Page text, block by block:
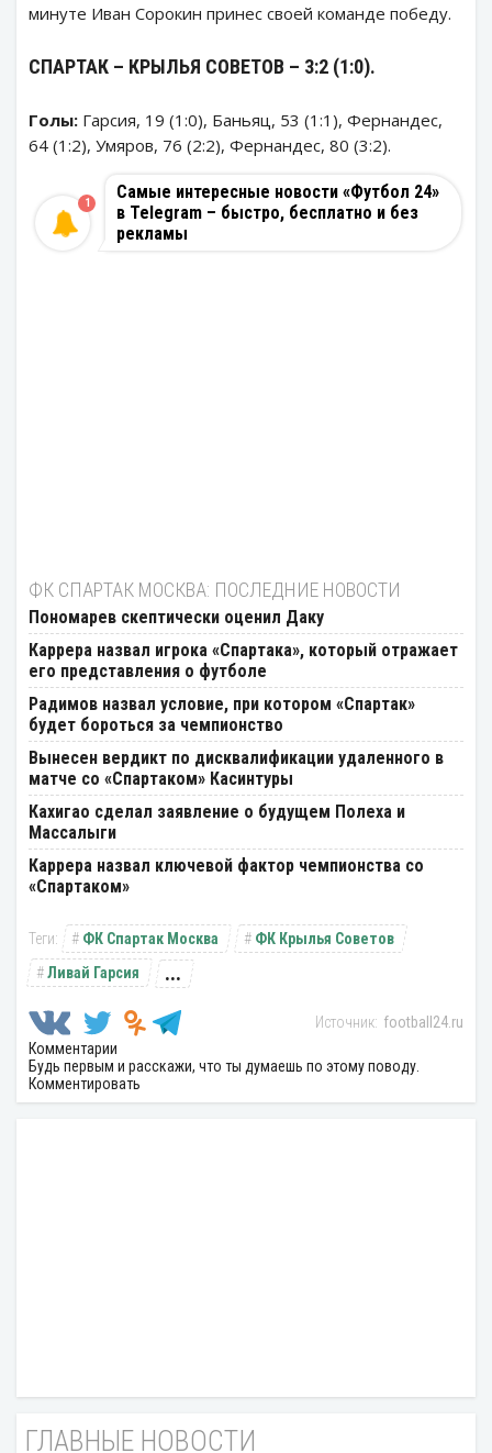
минуте Иван Сорокин принес своей команде победу.
СПАРТАК – КРЫЛЬЯ СОВЕТОВ – 3:2 (1:0).
Голы: Гарсия, 19 (1:0), Баньяц, 53 (1:1), Фернандес,
64 (1:2), Умяров, 76 (2:2), Фернандес, 80 (3:2).
Самые интересные новости «Футбол 24»
в Telegram – быстро, бесплатно и без
рекламы
1
ФК СПАРТАК МОСКВА: ПОСЛЕДНИЕ НОВОСТИ
Пономарев скептически оценил Даку
Каррера назвал игрока «Спартака», который отражает
его представления о футболе
Радимов назвал условие, при котором «Спартак»
будет бороться за чемпионство
Вынесен вердикт по дисквалификации удаленного в
матче со «Спартаком» Касинтуры
Кахигао сделал заявление о будущем Полеха и
Массалыги
Каррера назвал ключевой фактор чемпионства со
«Спартаком»
ФК Спартак Москва
ФК Крылья Советов
Ливай Гарсия
...
football24.ru
Комментарии
Будь первым и расскажи, что ты думаешь по этому поводу.
Комментировать
ГЛАВНЫЕ НОВОСТИ